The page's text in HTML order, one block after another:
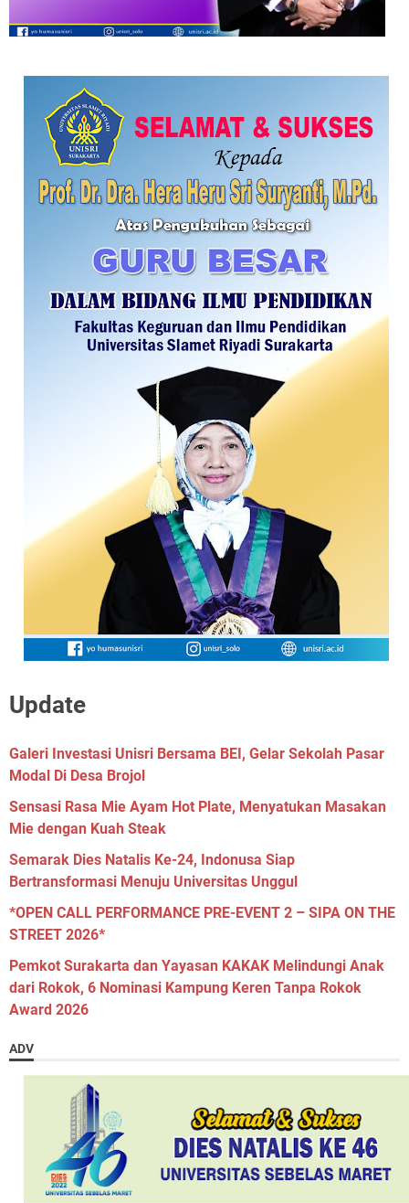
Update
Galeri Investasi Unisri Bersama BEI, Gelar Sekolah Pasar
Modal Di Desa Brojol
Sensasi Rasa Mie Ayam Hot Plate, Menyatukan Masakan
Mie dengan Kuah Steak
Semarak Dies Natalis Ke-24, Indonusa Siap
Bertransformasi Menuju Universitas Unggul
*OPEN CALL PERFORMANCE PRE-EVENT 2 – SIPA ON THE
STREET 2026*
Pemkot Surakarta dan Yayasan KAKAK Melindungi Anak
dari Rokok, 6 Nominasi Kampung Keren Tanpa Rokok
Award 2026
ADV